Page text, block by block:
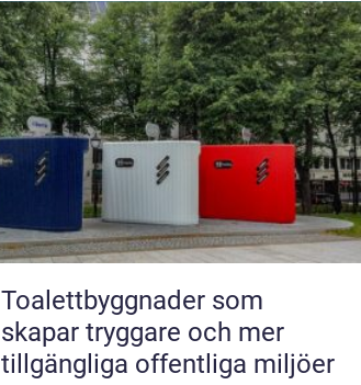
Toalettbyggnader som
skapar tryggare och mer
tillgängliga offentliga miljöer